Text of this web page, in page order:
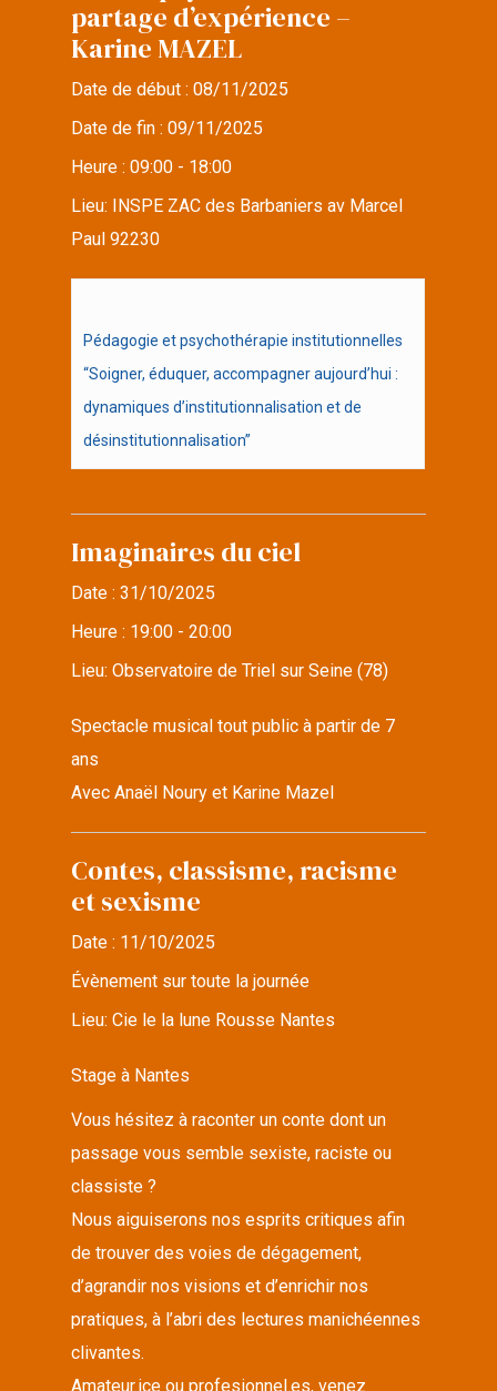
partage d’expérience –
Karine MAZEL
Date de début :08/11/2025
Date de fin :09/11/2025
Heure :09:00 - 18:00
Lieu:
INSPE ZAC des Barbaniers av Marcel
Paul 92230
Pédagogie et psychothérapie institutionnelles
“Soigner, éduquer, accompagner aujourd’hui :
dynamiques d’institutionnalisation et de
désinstitutionnalisation”
Imaginaires du ciel
Date :31/10/2025
Heure : 19:00 - 20:00
Lieu:Observatoire de Triel sur Seine (78)
Spectacle musical tout public à partir de 7
ans
Avec Anaël Noury et Karine Mazel
Contes, classisme, racisme
et sexisme
Date : 11/10/2025
Évènement sur toute la journée
Lieu:Cie le la lune Rousse Nantes
Stage à Nantes
Vous hésitez à raconter un conte dont un
passage vous semble sexiste, raciste ou
classiste ?
Nous aiguiserons nos esprits critiques afin
de trouver des voies de dégagement,
d’agrandir nos visions et d’enrichir nos
pratiques, à l’abri des lectures manichéennes
clivantes.
Amateur.ice ou profesionnel.es, venez